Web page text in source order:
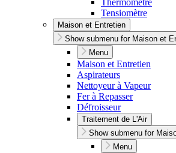
Thermomètre
Tensiomètre
Maison et Entretien
Show submenu for Maison et
Menu
Maison et Entretien
Aspirateurs
Nettoyeur à Vapeur
Fer à Repasser
Défroisseur
Traitement de L'Air
Show submenu for
Menu